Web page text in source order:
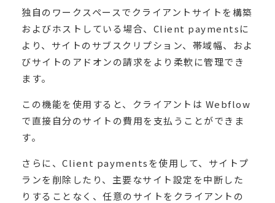
独自のワークスペースでクライアントサイトを構築
およびホストしている場合、Client paymentsに
より、サイトのサブスクリプション、帯域幅、およ
びサイトのアドオンの請求をより柔軟に管理でき
ます。
この機能を使用すると、クライアントは Webflow
で直接自分のサイトの費用を支払うことができま
す。
さらに、Client paymentsを使用して、サイトプ
ランを削除したり、主要なサイト設定を中断した
りすることなく、任意のサイトをクライアントの